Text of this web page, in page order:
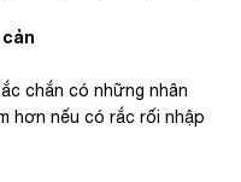
chắn có những nhân
hơn nếu có rắc rối nhập